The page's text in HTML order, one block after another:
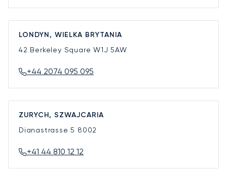
LONDYN, WIELKA BRYTANIA
42 Berkeley SquareW1J 5AW
+44 2074 095 095
ZURYCH, SZWAJCARIA
Dianastrasse 5 8002
+41 44 810 12 12